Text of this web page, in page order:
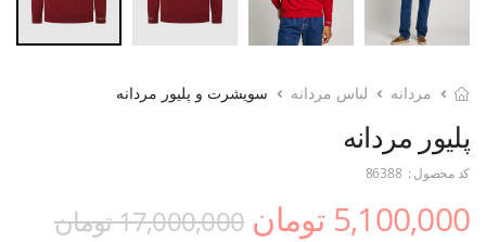
مردانه لباس مردانه سویشرت و پلیور مردانه
پلیور مردانه
کد محصول : 86388
5,100,000 تومان 17,000,000 تومان